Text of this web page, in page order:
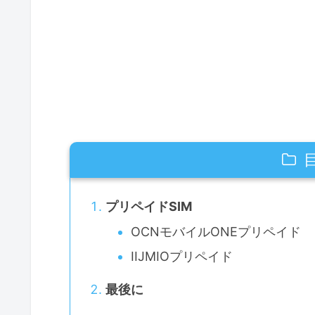
プリペイドSIM
OCNモバイルONEプリペイド
IIJMIOプリペイド
最後に